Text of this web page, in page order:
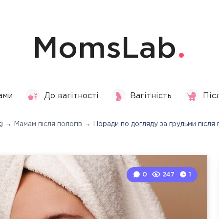
MomsLab
До вагітності Вагітність
→ Мамам після пологів → Поради по догляду за грудьми після
0 247 1